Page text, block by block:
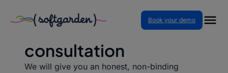
to
Book your demo
Book your free media
consultation
We will give you an honest, non-binding